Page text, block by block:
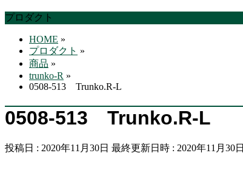
プロダクト
HOME »
プロダクト »
商品 »
trunko-R »
0508-513 Trunko.R-L
0508-513 Trunko.R-L
投稿日 : 2020年11月30日 最終更新日時 : 2020年11月30日